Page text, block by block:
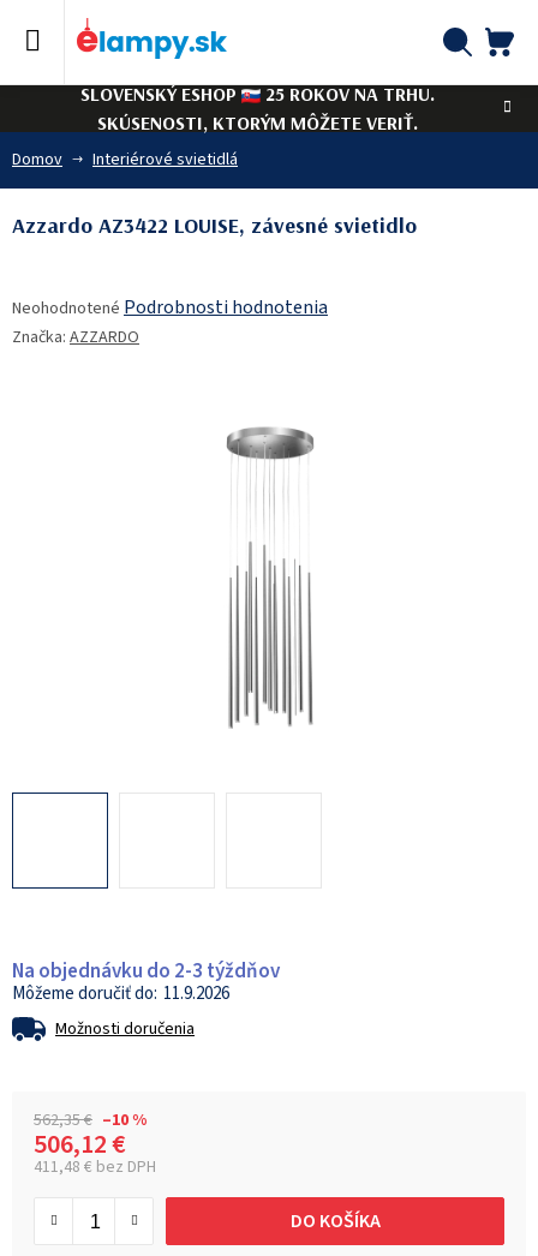
SLOVENSKÝ ESHOP
25 ROKOV NA TRHU.
SKÚSENOSTI, KTORÝM MÔŽETE VERIŤ.
Domov Interiérové svietidlá
Na objednávku do 2-3 týždňov
11.9.2026
Možnosti doručenia
562,35 € –10 %
506,12 €
411,48 € bez DPH
DO KOŠÍKA
Azzardo AZ3422 LOUISE, závesné svietidlo
hodnotenie
produktu
Neohodnotené Podrobnosti hodnotenia
Značka: AZZARDO